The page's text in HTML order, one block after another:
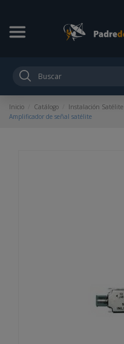
Inicio Catálogo Instalación Satélite
Amplificador de señal satélite